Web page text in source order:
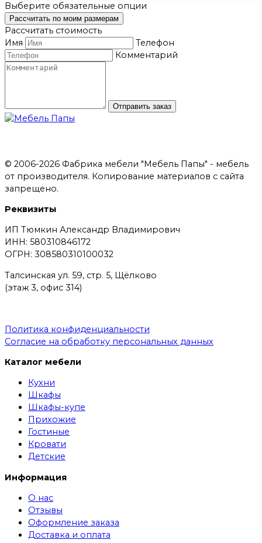
Выберите обязательные опции
Рассчитать по моим размерам
Рассчитать стоимость
Имя
Телефон
Комментарий
Отправить заказ
© 2006-2026 Фабрика мебели "Мебель Папы" - мебель
от производителя. Копирование материалов с сайта
запрещено.
Реквизиты
ИП Тюмкин Александр Владимирович
ИНН: 580310846172
ОГРН: 308580310100032
Талсинская ул. 59, стр. 5, Щёлково
(этаж 3, офис 314)
Политика конфиденциальности
Согласие на обработку персональных данных
Каталог мебели
Кухни
Шкафы
Шкафы-купе
Прихожие
Гостиные
Кровати
Детские
Информация
О нас
Отзывы
Оформление заказа
Доставка и оплата